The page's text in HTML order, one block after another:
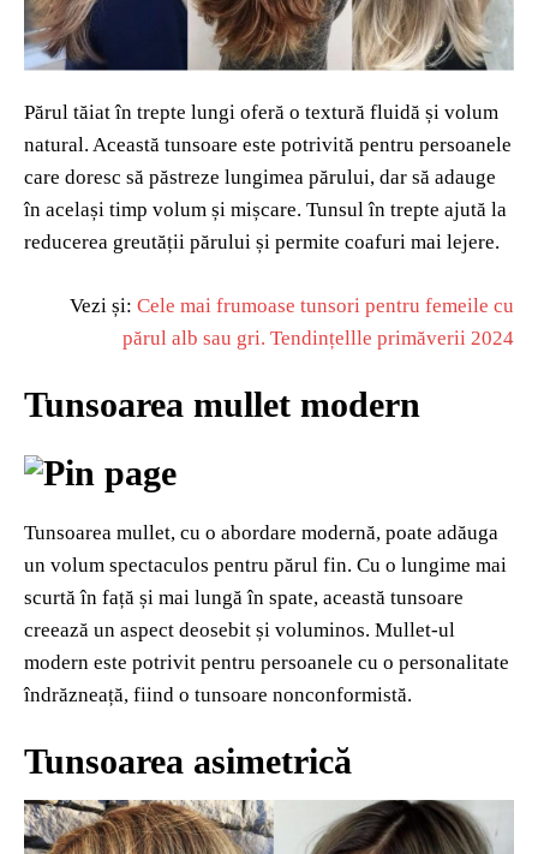
Părul tăiat în trepte lungi oferă o textură fluidă și volum
natural. Această tunsoare este potrivită pentru persoanele
care doresc să păstreze lungimea părului, dar să adauge
în același timp volum și mișcare. Tunsul în trepte ajută la
reducerea greutății părului și permite coafuri mai lejere.
Vezi și: Cele mai frumoase tunsori pentru femeile cu
părul alb sau gri. Tendințellle primăverii 2024
Tunsoarea mullet modern
Tunsoarea mullet, cu o abordare modernă, poate adăuga
un volum spectaculos pentru părul fin. Cu o lungime mai
scurtă în față și mai lungă în spate, această tunsoare
creează un aspect deosebit și voluminos. Mullet-ul
modern este potrivit pentru persoanele cu o personalitate
îndrăzneață, fiind o tunsoare nonconformistă.
Tunsoarea asimetrică